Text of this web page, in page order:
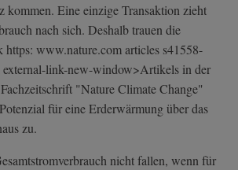
kommen. Eine einzige Transaktion zieht
nach sich. Deshalb trauen die
https: www.nature.com articles s41558-
link-n­ew-window>Artik­els in der
"Nature Climate Change"
für eine Erderwärmung über das
zu.
nicht fallen, wenn für